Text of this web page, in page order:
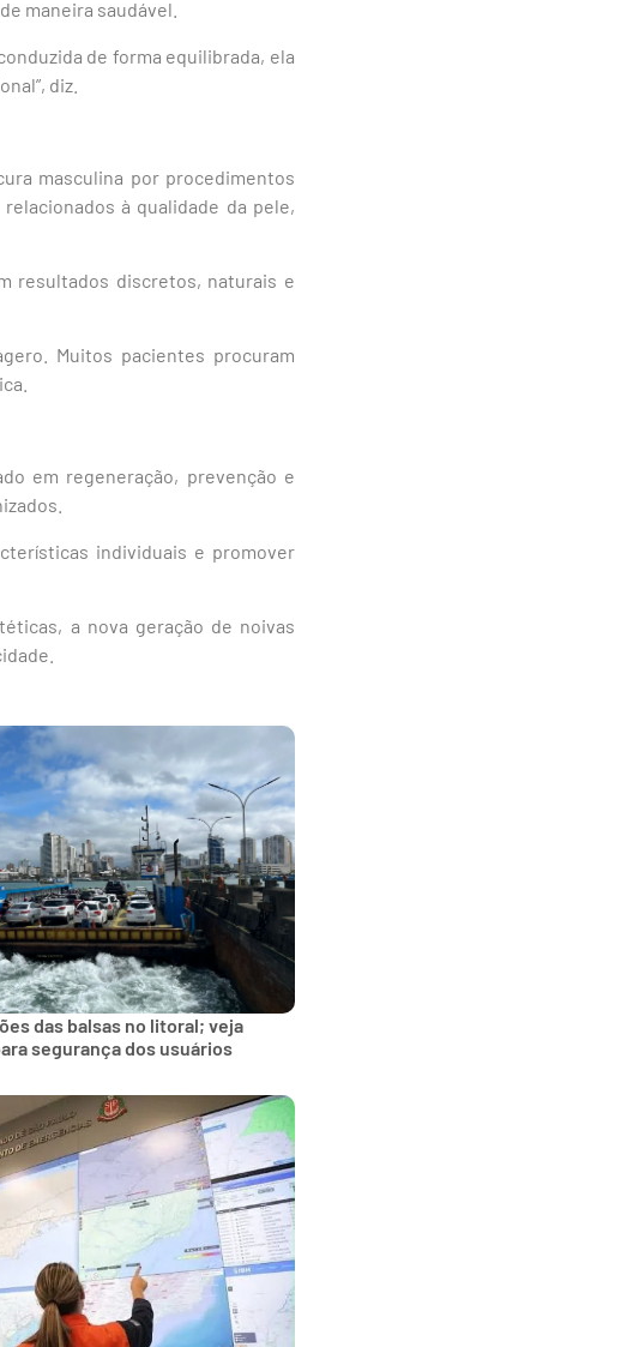
maneira saudável.
de forma equilibrada, ela
diz.
masculina por procedimentos
à qualidade da pele,
resultados discretos, naturais e
Muitos pacientes procuram
em regeneração, prevenção e
individuais e promover
a nova geração de noivas
das balsas no litoral; veja
segurança dos usuários